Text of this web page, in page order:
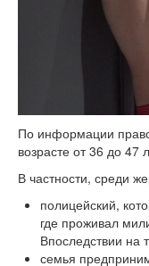
По информации
возрасте от 36 до 47
В частности, среди
полицейский,
где проживал
Впоследствии на
семья